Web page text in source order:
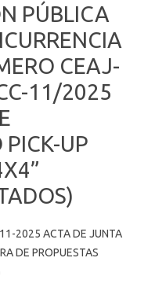
PÚBLICA
CEAJ-
11/2025
PICK-UP
2025 ACTA DE JUNTA
DE PROPUESTAS